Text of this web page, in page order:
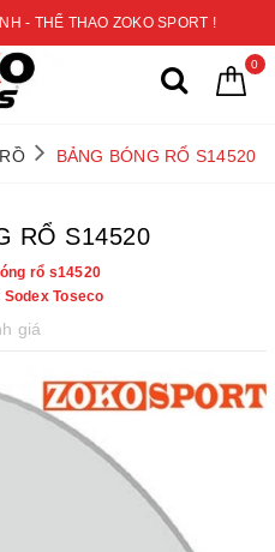
- THỂ THAO ZOKO SPORT !
0
BẢNG BÓNG RỔ S14520
RỔ S14520
rổ s14520
Sodex Toseco
giá